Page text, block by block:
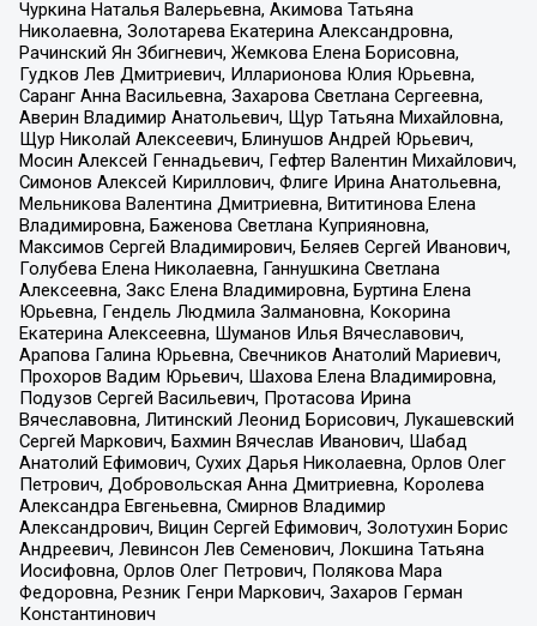
Чуркина Наталья Валерьевна, Акимова Татьяна
Николаевна, Золотарева Екатерина Александровна,
Рачинский Ян Збигневич, Жемкова Елена Борисовна,
Гудков Лев Дмитриевич, Илларионова Юлия Юрьевна,
Саранг Анна Васильевна, Захарова Светлана Сергеевна,
Аверин Владимир Анатольевич, Щур Татьяна Михайловна,
Щур Николай Алексеевич, Блинушов Андрей Юрьевич,
Мосин Алексей Геннадьевич, Гефтер Валентин Михайлович,
Симонов Алексей Кириллович, Флиге Ирина Анатольевна,
Мельникова Валентина Дмитриевна, Вититинова Елена
Владимировна, Баженова Светлана Куприяновна,
Максимов Сергей Владимирович, Беляев Сергей Иванович,
Голубева Елена Николаевна, Ганнушкина Светлана
Алексеевна, Закс Елена Владимировна, Буртина Елена
Юрьевна, Гендель Людмила Залмановна, Кокорина
Екатерина Алексеевна, Шуманов Илья Вячеславович,
Арапова Галина Юрьевна, Свечников Анатолий Мариевич,
Прохоров Вадим Юрьевич, Шахова Елена Владимировна,
Подузов Сергей Васильевич, Протасова Ирина
Вячеславовна, Литинский Леонид Борисович, Лукашевский
Сергей Маркович, Бахмин Вячеслав Иванович, Шабад
Анатолий Ефимович, Сухих Дарья Николаевна, Орлов Олег
Петрович, Добровольская Анна Дмитриевна, Королева
Александра Евгеньевна, Смирнов Владимир
Александрович, Вицин Сергей Ефимович, Золотухин Борис
Андреевич, Левинсон Лев Семенович, Локшина Татьяна
Иосифовна, Орлов Олег Петрович, Полякова Мара
Федоровна, Резник Генри Маркович, Захаров Герман
Константинович